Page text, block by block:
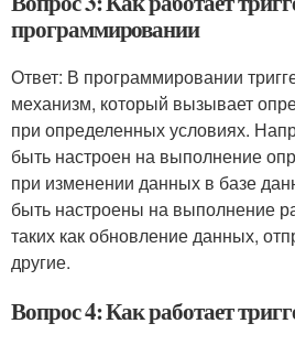
программировании
Ответ: В программировании
механизм, который вызывает
при определенных условиях.
быть настроен на выполнение
при изменении данных в базе
быть настроены на выполнение
таких как обновление данных,
другие.
Вопрос 4: Как работает